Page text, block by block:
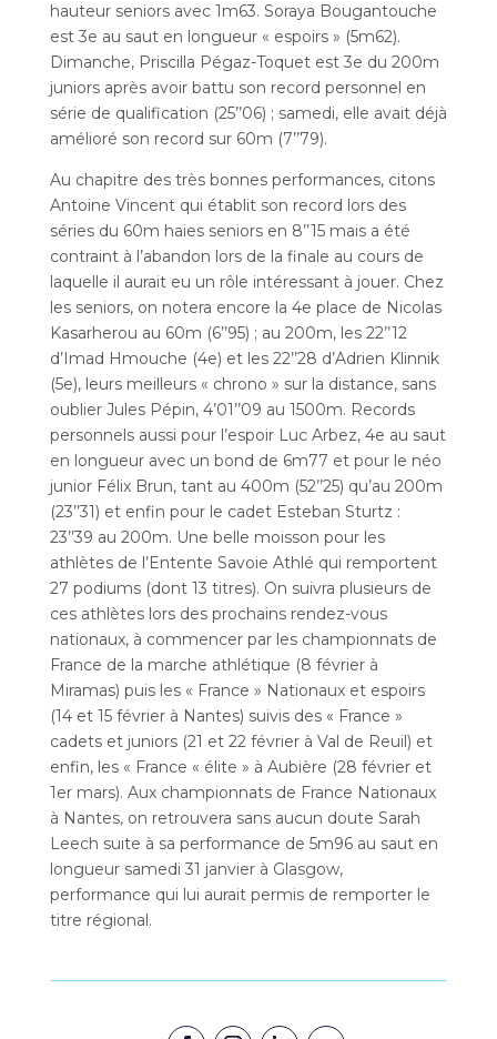
hauteur seniors avec 1m63. Soraya Bougantouche
est 3e au saut en longueur « espoirs » (5m62).
Dimanche, Priscilla Pégaz-Toquet est 3e du 200m
juniors après avoir battu son record personnel en
série de qualification (25’’06) ; samedi, elle avait déjà
amélioré son record sur 60m (7’’79).
Au chapitre des très bonnes performances, citons
Antoine Vincent qui établit son record lors des
séries du 60m haies seniors en 8’’15 mais a été
contraint à l’abandon lors de la finale au cours de
laquelle il aurait eu un rôle intéressant à jouer. Chez
les seniors, on notera encore la 4e place de Nicolas
Kasarherou au 60m (6’’95) ; au 200m, les 22’’12
d’Imad Hmouche (4e) et les 22’’28 d’Adrien Klinnik
(5e), leurs meilleurs « chrono » sur la distance, sans
oublier Jules Pépin, 4’01’’09 au 1500m. Records
personnels aussi pour l’espoir Luc Arbez, 4e au saut
en longueur avec un bond de 6m77 et pour le néo
junior Félix Brun, tant au 400m (52’’25) qu’au 200m
(23’’31) et enfin pour le cadet Esteban Sturtz :
23’’39 au 200m. Une belle moisson pour les
athlètes de l’Entente Savoie Athlé qui remportent
27 podiums (dont 13 titres). On suivra plusieurs de
ces athlètes lors des prochains rendez-vous
nationaux, à commencer par les championnats de
France de la marche athlétique (8 février à
Miramas) puis les « France » Nationaux et espoirs
(14 et 15 février à Nantes) suivis des « France »
cadets et juniors (21 et 22 février à Val de Reuil) et
enfin, les « France « élite » à Aubière (28 février et
1er mars). Aux championnats de France Nationaux
à Nantes, on retrouvera sans aucun doute Sarah
Leech suite à sa performance de 5m96 au saut en
longueur samedi 31 janvier à Glasgow,
performance qui lui aurait permis de remporter le
titre régional.